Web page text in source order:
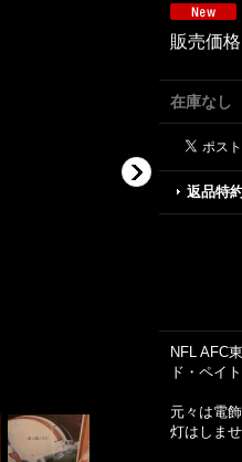
販売価格
在庫なし
返品特
NFL AFC
ド・ペイ
元々は電
灯はしま